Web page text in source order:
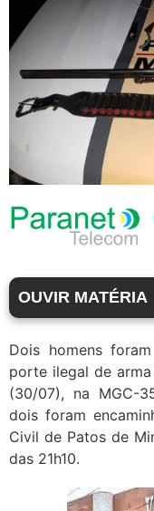
OUVIR MATÉRIA
Dois homens
porte ilegal de
(30/07), na MGC-
dois foram
Civil de Patos de
das 21h10.